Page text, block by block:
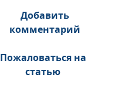
Добавить
комментарий
Пожаловаться на
статью